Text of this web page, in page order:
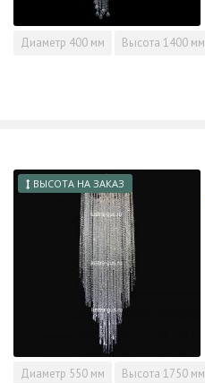
Диаметр 400 мм Высота 1400 мм
ВЫСОТА НА ЗАКАЗ
Диаметр 550 мм Высота 1750 мм